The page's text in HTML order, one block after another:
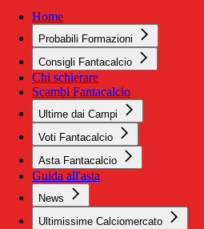
Home
Probabili Formazioni
Consigli Fantacalcio
Chi schierare
Scambi Fantacalcio
Ultime dai Campi
Voti Fantacalcio
Asta Fantacalcio
Guida all'asta
News
Ultimissime Calciomercato